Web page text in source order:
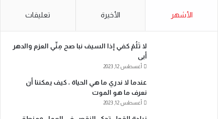
الأشهر الأخيرة تعليقات
لا تَلُمْ كفي إذا السيف نبا صح مِنِّي العزم والدهر
أبى
أغسطس 12, 2023
عندما لا ندري ما هي الحياة ، كيف يمكننا أن
نعرف ما هو الموت
أغسطس 12, 2023